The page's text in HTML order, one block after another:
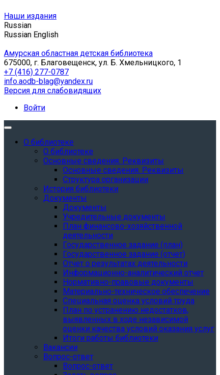
Наши издания
Russian
Russian English
Амурская областная детская библиотека
675000, г. Благовещенск, ул. Б. Хмельницкого, 1
+7 (416) 277-0787
info.aodb-blag@yandex.ru
Версия для слабовидящих
Войти
О библиотеке
О библиотеке
Основные сведения. Реквизиты
Основные сведения. Реквизиты
Структура организации
История библиотеки
Документы
Документы
Учредительные документы
План финансово-хозяйственной
деятельности
Государственное задание (план)
Государственное задание (отчет)
Отчет о результатах деятельности
Информационно-аналитический отчет
Нормативно-правовые документы
Материально-техническое обеспечение
Специальная оценка условий труда
План по устранению недостатков,
выявленных в ходе независимой
оценки качества условий оказания услуг
Итоги работы библиотеки
Вакансии
Вопрос-ответ
Вопрос-ответ